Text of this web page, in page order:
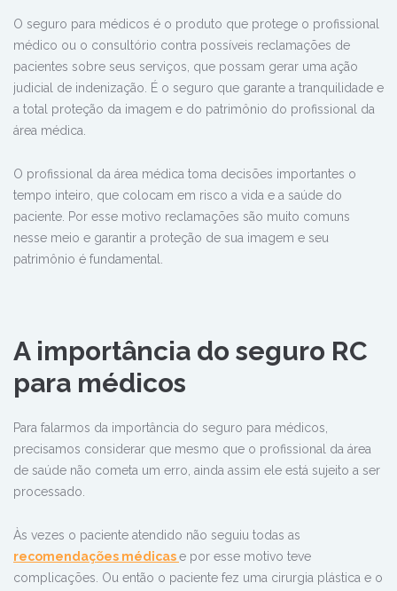
O seguro para médicos é o produto que protege o profissional
médico ou o consultório contra possíveis reclamações de
pacientes sobre seus serviços, que possam gerar uma ação
judicial de indenização. É o seguro que garante a tranquilidade e
a total proteção da imagem e do patrimônio do profissional da
área médica.
O profissional da área médica toma decisões importantes o
tempo inteiro, que colocam em risco a vida e a saúde do
paciente. Por esse motivo reclamações são muito comuns
nesse meio e garantir a proteção de sua imagem e seu
patrimônio é fundamental.
A importância do seguro RC
para médicos
Para falarmos da importância do seguro para médicos,
precisamos considerar que mesmo que o profissional da área
de saúde não cometa um erro, ainda assim ele está sujeito a ser
processado.
Às vezes o paciente atendido não seguiu todas as
recomendações médicase por esse motivo teve
complicações. Ou então o paciente fez uma cirurgia plástica e o